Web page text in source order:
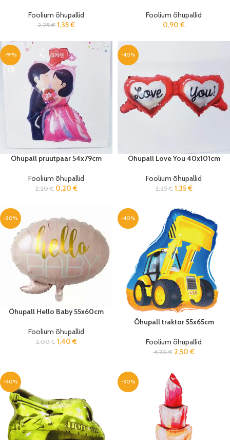
Foolium õhupallid
2,25€ 1,35€
Foolium õhupallid
0,90 €
-91%
Õhupall pruutpaar 54x79cm
Foolium õhupallid
2,20€ 0,20 €
-40%
Õhupall Love You 40x101cm
Foolium õhupallid
2,25€ 1,35€
-30%
Õhupall Hello Baby 55x60cm
Foolium õhupallid
2,00€ 1,40 €
-40%
Õhupall traktor 55x65cm
Foolium õhupallid
4,20€ 2,50 €
-40% -30%